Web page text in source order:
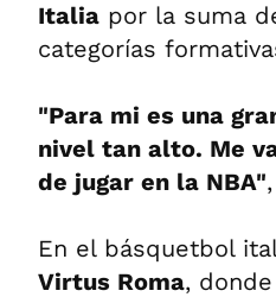
Italia por la suma
categorías
"Para mi es una
nivel tan alto. Me
de jugar en la NBA"
En el básquetbol
Virtus Roma,